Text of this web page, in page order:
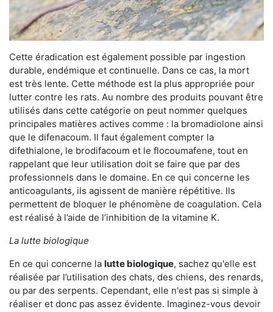
Cette éradication est également possible par ingestion
durable, endémique et continuelle. Dans ce cas, la mort
est très lente. Cette méthode est la plus appropriée pour
lutter contre les rats. Au nombre des produits pouvant être
utilisés dans cette catégorie on peut nommer quelques
principales matières actives comme : la bromadiolone ainsi
que le difenacoum. Il faut également compter la
difethialone, le brodifacoum et le flocoumafene, tout en
rappelant que leur utilisation doit se faire que par des
professionnels dans le domaine. En ce qui concerne les
anticoagulants, ils agissent de manière répétitive. Ils
permettent de bloquer le phénomène de coagulation. Cela
est réalisé à l’aide de l’inhibition de la vitamine K.
La lutte biologique
En ce qui concerne la lutte biologique, sachez qu'elle est
réalisée par l’utilisation des chats, des chiens, des renards,
ou par des serpents. Cependant, elle n'est pas si simple à
réaliser et donc pas assez évidente. Imaginez-vous devoir